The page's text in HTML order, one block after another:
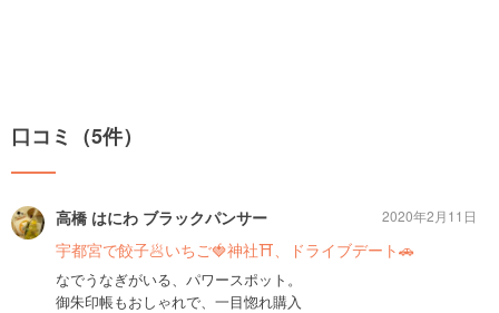
口コミ（5件）
高橋 はにわ ブラックパンサー
宇都宮で餃子🥟いちご🍓神社⛩、ドライブデート🚗
なでうなぎがいる、パワースポット。
御朱印帳もおしゃれで、一目惚れ購入
2020年2月11日